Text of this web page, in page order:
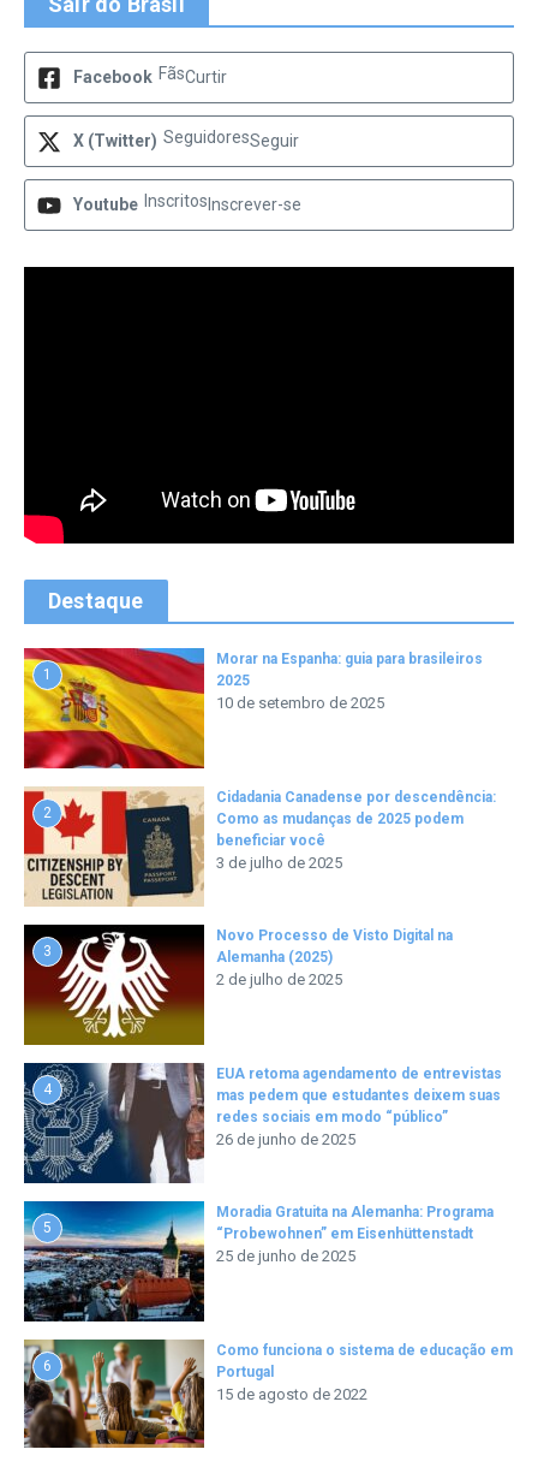
Facebook FãsCurtir
X (Twitter) SeguidoresSeguir
Youtube Inscritos Inscrever-se
Destaque
1
Morar na Espanha: guia para brasileiros
2025
10 de setembro de 2025
2
Cidadania Canadense por descendência:
Como as mudanças de 2025 podem
beneficiar você
3 de julho de 2025
3
Novo Processo de Visto Digital na
Alemanha (2025)
2 de julho de 2025
4
EUA retoma agendamento de entrevistas
mas pedem que estudantes deixem suas
redes sociais em modo “público”
26 de junho de 2025
5
Moradia Gratuita na Alemanha: Programa
“Probewohnen” em Eisenhüttenstadt
25 de junho de 2025
6
Como funciona o sistema de educação em
Portugal
15 de agosto de 2022